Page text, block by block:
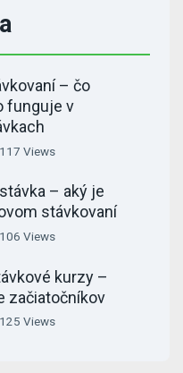
– čo
funguje v
117 Views
– aký je
stávkovaní
106 Views
kurzy –
začiatočníkov
125 Views